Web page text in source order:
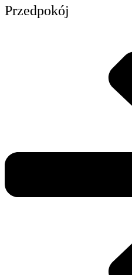
Przedpokój